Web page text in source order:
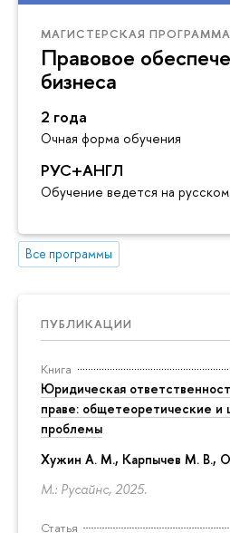
МАГИСТЕРСКАЯ ПРОГРАММА
Правовое
бизнеса
2 года
Очная форма обучения
РУС+АНГЛ
Обучение ведется на
Все программы
ПУБЛИКАЦИИ
Книга
Юридическая
праве: общетеоретические и
проблемы
Хужин А. М., Карпычев М. В.,
М.: Русайнс, 2025.
Статья